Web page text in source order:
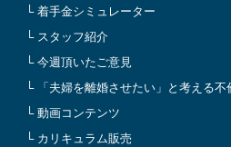
└ 着手金シミュレーター
└ スタッフ紹介
└ 今週頂いたご意見
└ 「夫婦を離婚させたい」と考える不
└ 動画コンテンツ
└ カリキュラム販売